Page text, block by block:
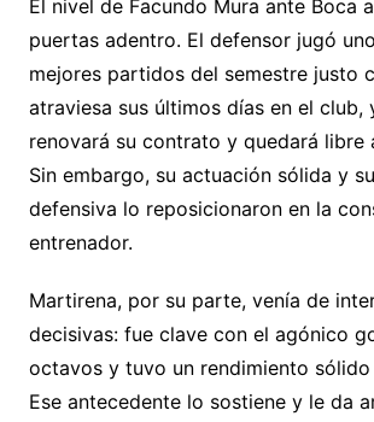
El nivel de Facundo Mura ante Boca
puertas adentro. El defensor jugó
mejores partidos del semestre justo
atraviesa sus últimos días en el club,
renovará su contrato y quedará libre
Sin embargo, su actuación sólida y
defensiva lo reposicionaron en la
entrenador.
Martirena, por su parte, venía de
decisivas: fue clave con el agónico
octavos y tuvo un rendimiento
Ese antecedente lo sostiene y le da